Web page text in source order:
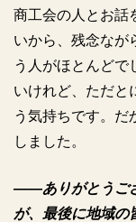
商工会の人とお話
いから、残念なが
う人がほとんどで
いけれど、ただと
う気持ちです。だ
しました。
――ありがとうご
が、最後に地域の